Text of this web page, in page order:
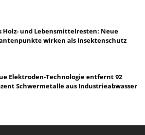
Holz- und Lebensmittelresten: Neue
wirken als Insektenschutz
Elektroden-Technologie entfernt 92
Schwermetalle aus Industrieabwasser